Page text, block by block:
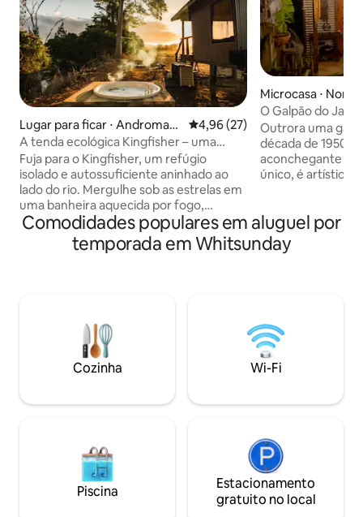
Lugar para ficar ⋅ Andromac
he
4,96 de uma avaliação média
4,96 (27)
A tenda ecológica Kingfisher – uma
experiência de glamping.
Fuja para o Kingfisher, um refúgio
isolado e autossuficiente aninhado ao
lado do rio. Mergulhe sob as estrelas em
uma banheira aquecida por fogo,
desfrute de um chuveiro quente
interno/externo com vistas
deslumbrantes, maravilhe-se com o
oferece total privacidade, conforto e o
lugar perfeito para se desconectar,
relaxar e recarregar as energias. Uma
joia escondida a apenas 20 minutos de
Beach.
Microcasa ⋅ North
O Galpão do
Outrora uma
década de 1950,
aconchegante
único, é artístico,
cama queen
frigobar, micro-
torradeira e
adiante, no
sua própria
dois.
Comodidades populares em aluguel por
temporada em Whitsunday
Cozinha Wi-Fi
Piscina
Estacionamento
gratuito no local